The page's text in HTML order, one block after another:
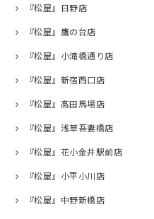
『松屋』日野店
『松屋』鷹の台店
『松屋』小滝橋通り店
『松屋』新宿西口店
『松屋』高田馬場店
『松屋』浅草吾妻橋店
『松屋』花小金井駅前店
『松屋』小平小川店
『松屋』中野新橋店